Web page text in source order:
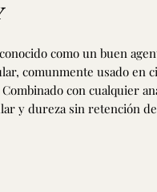
como un buen
comunmente usado en
con cualquier
y dureza sin retención